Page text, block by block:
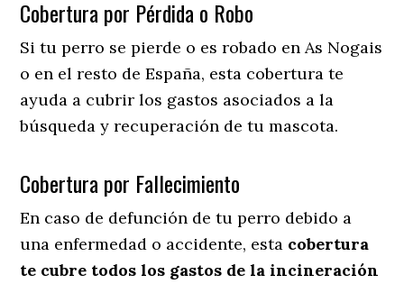
Cobertura por Pérdida o Robo
Si tu perro se pierde o es robado en As Nogais
o en el resto de España, esta cobertura te
ayuda a cubrir los gastos asociados a la
búsqueda y recuperación de tu mascota.
Cobertura por Fallecimiento
En caso de defunción de tu perro debido a
una enfermedad o accidente, esta cobertura
te cubre todos los gastos de la incineración